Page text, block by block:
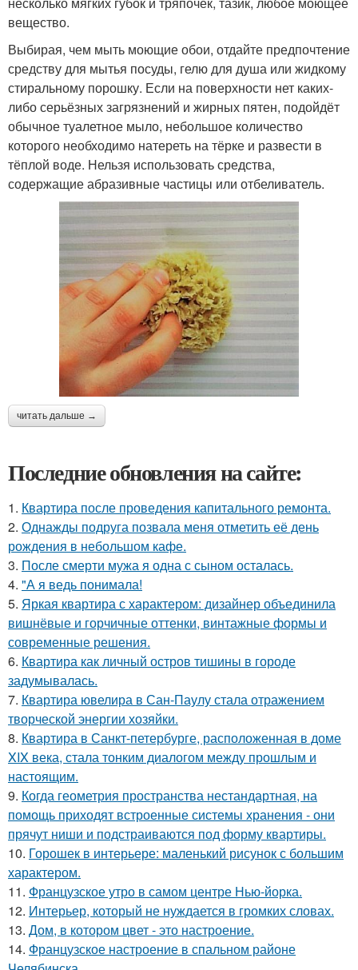
вещество.
Выбирая, чем мыть моющие обои, отдайте предпочтение
средству для мытья посуды, гелю для душа или жидкому
стиральному порошку. Если на поверхности нет каких-
либо серьёзных загрязнений и жирных пятен, подойдёт
обычное туалетное мыло, небольшое количество
которого необходимо натереть на тёрке и развести в
тёплой воде. Нельзя использовать средства,
содержащие абразивные частицы или отбеливатель.
читать дальше →
Последние обновления на сайте:
1. Квартира после проведения капитального ремонта.
2. Однажды подруга позвала меня отметить её день
рождения в небольшом кафе.
3. После смерти мужа я одна с сыном осталась.
4. "А я ведь понимала!
5. Яркая квартира с характером: дизайнер объединила
вишнёвые и горчичные оттенки, винтажные формы и
современные решения.
6. Квартира как личный остров тишины в городе
задумывалась.
7. Квартира ювелира в Сан-Паулу стала отражением
творческой энергии хозяйки.
8. Квартира в Санкт-петербурге, расположенная в доме
XIX века, стала тонким диалогом между прошлым и
настоящим.
9. Когда геометрия пространства нестандартная, на
помощь приходят встроенные системы хранения - они
прячут ниши и подстраиваются под форму квартиры.
10. Горошек в интерьере: маленький рисунок с большим
характером.
11. Французское утро в самом центре Нью-йорка.
12. Интерьер, который не нуждается в громких словах.
13. Дом, в котором цвет - это настроение.
14. Французское настроение в спальном районе